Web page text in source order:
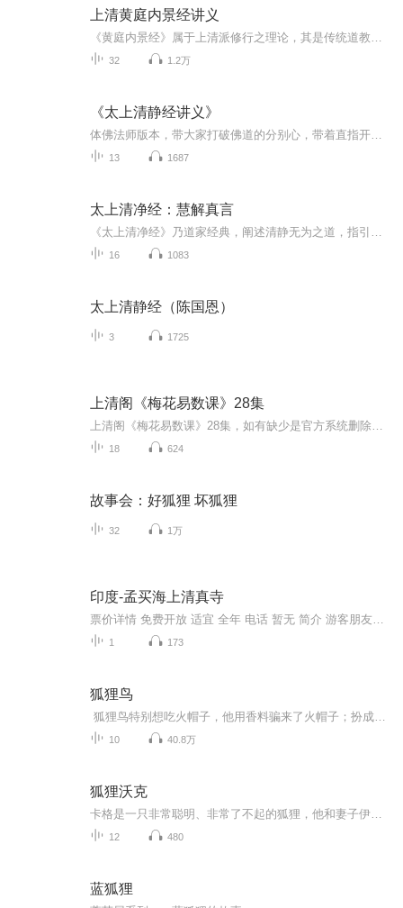
上清黄庭内景经讲义
32 1.2万
《太上清静经讲义》
13 1687
太上清净经：慧解真言
16 1083
太上清静经（陈国恩）
3 1725
上清阁《梅花易数课》28集
18 624
故事会：好狐狸 坏狐狸
32 1万
印度-孟买海上清真寺
1 173
狐狸鸟
10 40.8万
狐狸沃克
12 480
蓝狐狸